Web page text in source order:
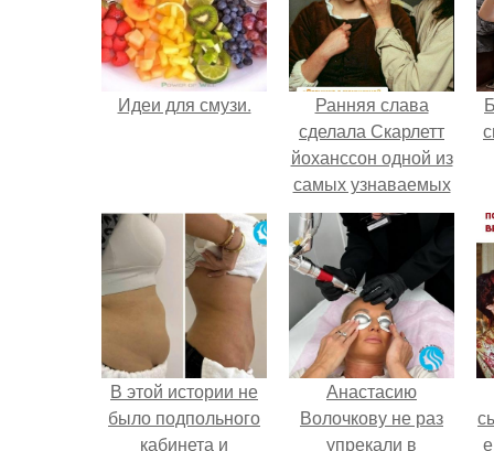
Идеи для смузи.
Ранняя слава
сделала Скарлетт
йоханссон одной из
самых узнаваемых
актрис голливуда,
но за глянцевым
фасадом
скрывалась
огромная
неуверенность.
В этой истории не
было подпольного
кабинета и
Анастасию
Волочкову не раз
упрекали в